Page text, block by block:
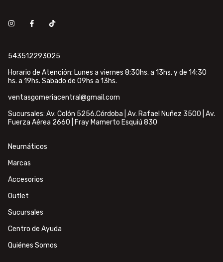
543512293025
Horario de Atención: Lunes a viernes 8:30hs. a 13hs. y de 14:30
hs. a 19hs. Sabado de 09hs a 13hs.
ventasgomeriacentral@gmail.com
Sucursales: Av. Colón 5256.Córdoba | Av. Rafael Nuñez 3500 | Av.
Fuerza Aérea 2660 | Fray Mamerto Esquiú 830
Neumáticos
Marcas
Accesorios
Outlet
Sucursales
Centro de Ayuda
Quiénes Somos